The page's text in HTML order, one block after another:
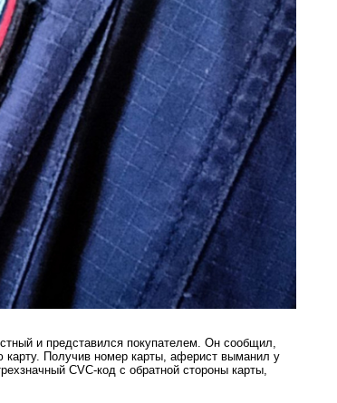
и представился покупателем. Он сообщил,
карту. Получив номер карты, аферист выманил у
CVC-код с обратной стороны карты,